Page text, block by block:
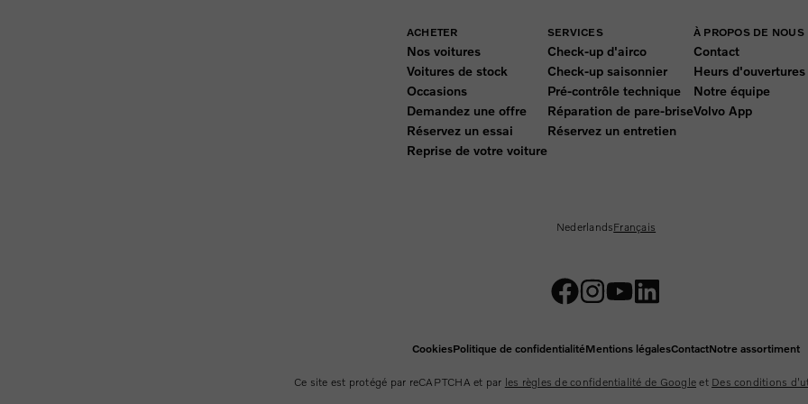
ACHETER
Nos voitures
Voitures de stock
Occasions
Demandez une offre
Réservez un essai
Reprise de votre voiture
SERVICES
Check-up d'airco
Check-up saisonnier
Pré-contrôle technique
Réparation de pare-brise
Réservez un entretien
À PROPOS DE NOUS
Contact
Heurs d'ouvertures
Notre équipe
Volvo App
NederlandsFrançais
CookiesPolitique de confidentialitéMentions légalesContactNotre assortiment
Ce site est protégé par reCAPTCHA et par les règles de confidentialité de Google et Des conditions